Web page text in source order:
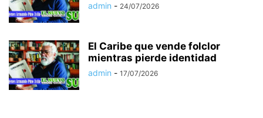
admin - 24/07/2026
El Caribe que vende folclor
mientras pierde identidad
admin - 17/07/2026